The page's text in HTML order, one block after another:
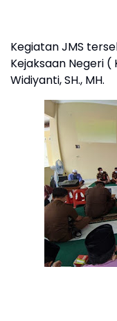
Kegiatan JMS
Kejaksaan Negeri
Widiyanti, SH., MH.